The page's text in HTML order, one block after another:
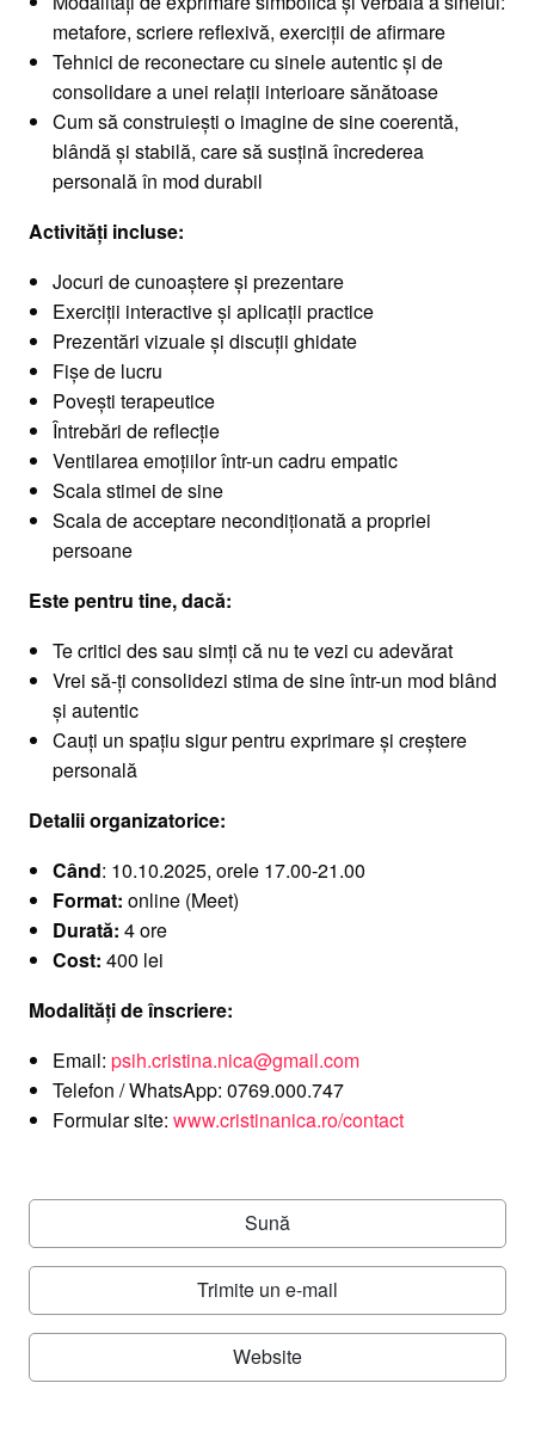
metafore, scriere reflexivă, exerciții de afirmare
Tehnici de reconectare cu sinele autentic și de
consolidare a unei relații interioare sănătoase
Cum să construiești o imagine de sine coerentă,
blândă și stabilă, care să susțină încrederea
personală în mod durabil
Activități incluse:
Jocuri de cunoaștere și prezentare
Exerciții interactive și aplicații practice
Prezentări vizuale și discuții ghidate
Fișe de lucru
Povești terapeutice
Întrebări de reflecție
Ventilarea emoțiilor într-un cadru empatic
Scala stimei de sine
Scala de acceptare necondiționată a propriei
persoane
Este pentru tine, dacă:
Te critici des sau simți că nu te vezi cu adevărat
Vrei să-ți consolidezi stima de sine într-un mod blând
și autentic
Cauți un spațiu sigur pentru exprimare și creștere
personală
Detalii organizatorice:
Când: 10.10.2025, orele 17.00-21.00
Format: online (Meet)
Durată: 4 ore
Cost: 400 lei
Modalități de înscriere:
Email: psih.cristina.nica@gmail.com
Telefon / WhatsApp: 0769.000.747
Formular site: www.cristinanica.ro/contact
Sună
Trimite un e-mail
Website